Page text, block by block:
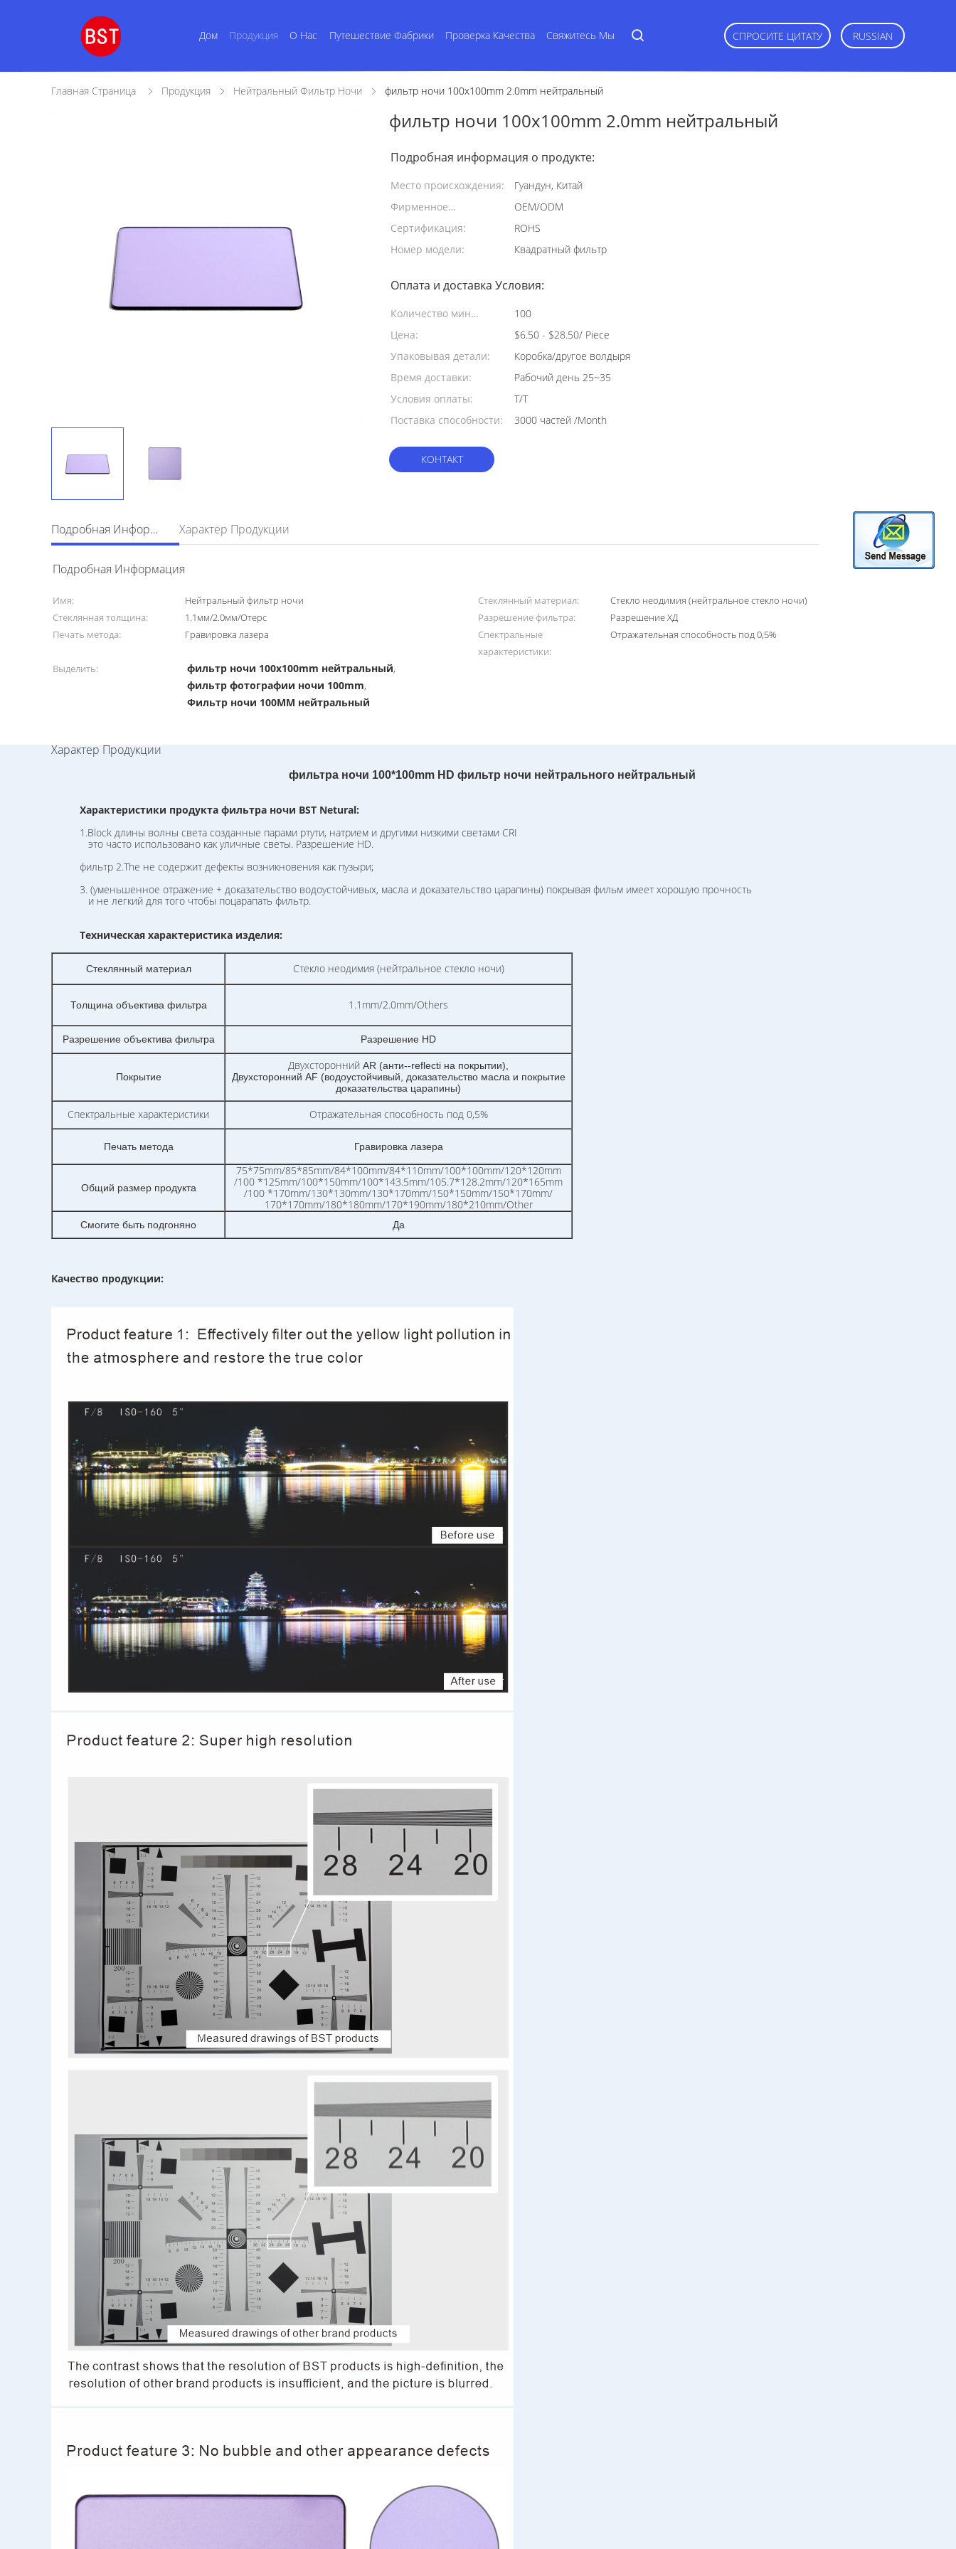
Дом Продукция О Нас Путешествие Фабрики Проверка Качества Свяжитесь Мы СПРОСИТЕ ЦИТАТУ RUSSIAN
Главная Страница Продукция Нейтральный Фильтр Ночи фильтр ночи 100x100mm 2.0mm нейтральный
фильтр ночи 100x100mm 2.0mm нейтральный
Подробная информация о продукте:
Место происхождения:
Гуандун, Китай
Фирменное
наименование:
OEM/ODM
Сертификация:
ROHS
Номер модели:
Квадратный фильтр
Оплата и доставка Условия:
Количество мин
заказа:
100
Цена:
$6.50 - $28.50/ Piece
Упаковывая детали:
Коробка/другое волдыря
Время доставки:
Рабочий день 25~35
Условия оплаты:
Т/Т
Поставка способности:
3000 частей /Month
КОНТАКТ
Подробная Информация Характер Продукции
Подробная Информация
Имя: Нейтральный фильтр ночи Стеклянный материал:
Стекло неодимия (нейтральное стекло ночи)
Стеклянная толщина:
1.1мм/2.0мм/Отерс Разрешение фильтра:
Разрешение ХД
Печать метода:
Гравировка лазера
Спектральные
характеристики:
Отражательная способность под 0,5%
Выделить: фильтр ночи 100x100mm нейтральный,
фильтр фотографии ночи 100mm,
Фильтр ночи 100MM нейтральный
Характер Продукции
фильтра ночи 100*100mm HD фильтр ночи нейтрального нейтральный
Характеристики продукта фильтра ночи BST Netural:
1.Block длины волны света созданные парами ртути, натрием и другими низкими светами CRI
это часто использовано как уличные светы. Разрешение HD.
фильтр 2.The не содержит дефекты возникновения как пузыри;
3. (уменьшенное отражение + доказательство водоустойчивых, масла и доказательство царапины) покрывая фильм имеет хорошую прочность
и не легкий для того чтобы поцарапать фильтр.
Техническая характеристика изделия:
Стеклянный материал Стекло неодимия (нейтральное стекло ночи)
Толщина объектива фильтра 1.1mm/2.0mm/Others
Разрешение объектива фильтра Разрешение HD
Покрытие
Двухсторонний AR (анти--reflecti на покрытии),
Двухсторонний AF (водоустойчивый, доказательство масла и покрытие
доказательства царапины)
Спектральные характеристики Отражательная способность под 0,5%
Печать метода Гравировка лазера
Общий размер продукта
75*75mm/85*85mm/84*100mm/84*110mm/100*100mm/120*120mm
/100 *125mm/100*150mm/100*143.5mm/105.7*128.2mm/120*165mm
/100 *170mm/130*130mm/130*170mm/150*150mm/150*170mm/
170*170mm/180*180mm/170*190mm/180*210mm/Other
Смогите быть подгоняно Да
Качество продукции: